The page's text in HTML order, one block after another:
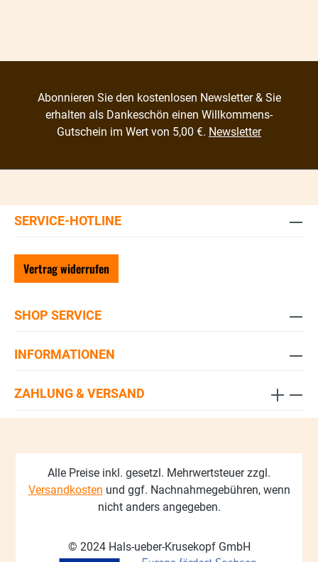
Abonnieren Sie den kostenlosen Newsletter & Sie
erhalten als Dankeschön einen Willkommens-
Gutschein im Wert von 5,00 €. Newsletter
SERVICE-HOTLINE
Vertrag widerrufen
SHOP SERVICE
INFORMATIONEN
ZAHLUNG & VERSAND
Alle Preise inkl. gesetzl. Mehrwertsteuer zzgl.
Versandkosten und ggf. Nachnahmegebühren, wenn
nicht anders angegeben.
© 2024 Hals-ueber-Krusekopf GmbH